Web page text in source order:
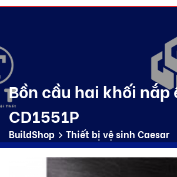
Bồn cầu hai khối nắp
CD1551P
BuildShop Thiết bị vệ sinh Caesar